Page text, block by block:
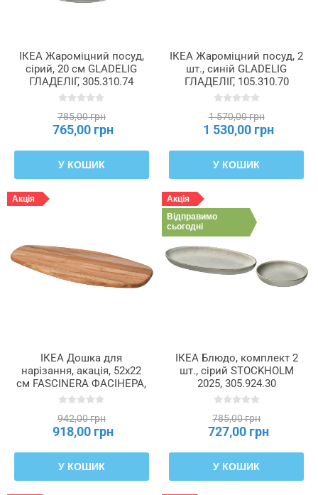
ІКЕА Жароміцний посуд,
сірий, 20 см GLADELIG
ГЛАДЕЛІГ, 305.310.74
785,00 грн
765,00 грн
У КОШИК
ІКЕА Жароміцний посуд, 2
шт., синій GLADELIG
ГЛАДЕЛІГ, 105.310.70
1 570,00 грн
1 530,00 грн
У КОШИК
Акція
ІКЕА Дошка для
нарізання, акація, 52x22
см FASCINERA ФАСІНЕРА,
405.033.63
942,00 грн
918,00 грн
У КОШИК
Акція
Відправимо
сьогодні
ІКЕА Блюдо, комплект 2
шт., сірий STOCKHOLM
2025, 305.924.30
785,00 грн
727,00 грн
У КОШИК